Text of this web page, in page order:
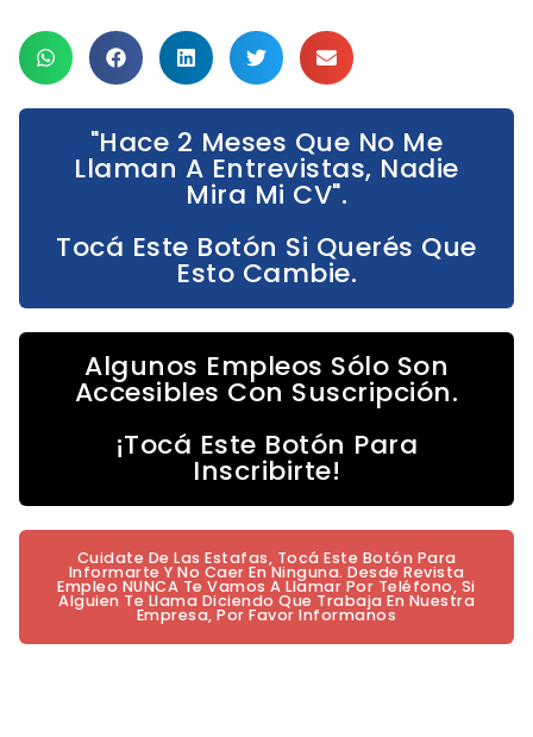
"Hace 2 Meses Que No Me
Llaman A Entrevistas, Nadie
Mira Mi CV".
Tocá Este Botón Si Querés Que
Esto Cambie.
Algunos Empleos Sólo Son
Accesibles Con Suscripción.
¡Tocá Este Botón Para
Inscribirte!
Cuidate De Las Estafas, Tocá Este Botón Para
Informarte Y No Caer En Ninguna. Desde Revista
Empleo NUNCA Te Vamos A Llamar Por Teléfono, Si
Alguien Te Llama Diciendo Que Trabaja En Nuestra
Empresa, Por Favor Informanos